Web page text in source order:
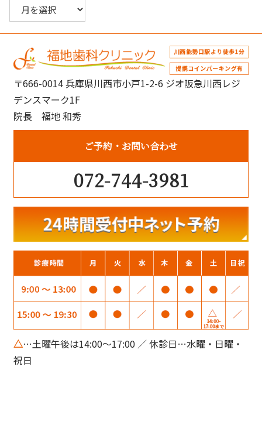
ー
カ
ブ
〒666-0014 兵庫県川西市小戸1-2-6 ジオ阪急川西レジ
デンスマーク1F
院長 福地 和秀
ご予約 お問い合わせ
072-744-3981
△…土曜午後は14:00～17:00 ／ 休診日…水曜・日曜・
祝日